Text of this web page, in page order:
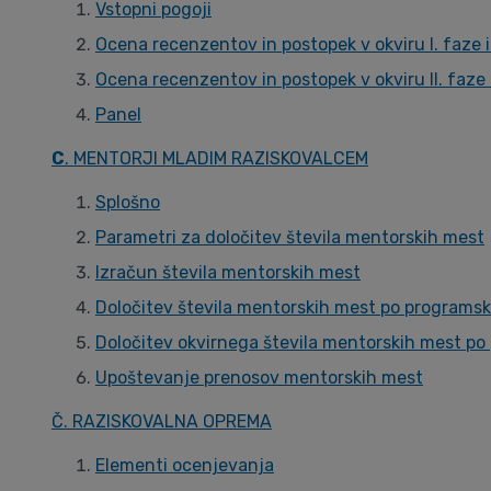
Vstopni pogoji
Ocena recenzentov in postopek v okviru I. faze
Ocena recenzentov in postopek v okviru II.
Panel
C. MENTORJI MLADIM RAZISKOVALCEM
Splošno
Parametri za določitev števila mentorskih mest
Izračun števila mentorskih mest
Določitev števila mentorskih mest po
Določitev okvirnega števila mentorskih mest
Upoštevanje prenosov mentorskih mest
Č. RAZISKOVALNA OPREMA
Elementi ocenjevanja